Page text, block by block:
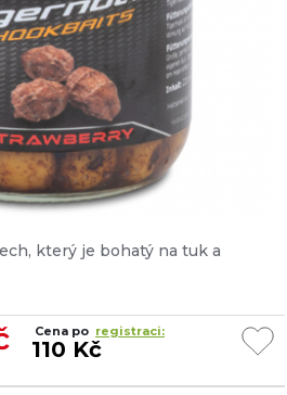
který je bohatý na tuk a
nástrahou, která selektuje
a amury. Velmi vhodná je do
velké množství raků nebo
Objem: 220 ml / 125 g...
Cena po registraci:
110 Kč